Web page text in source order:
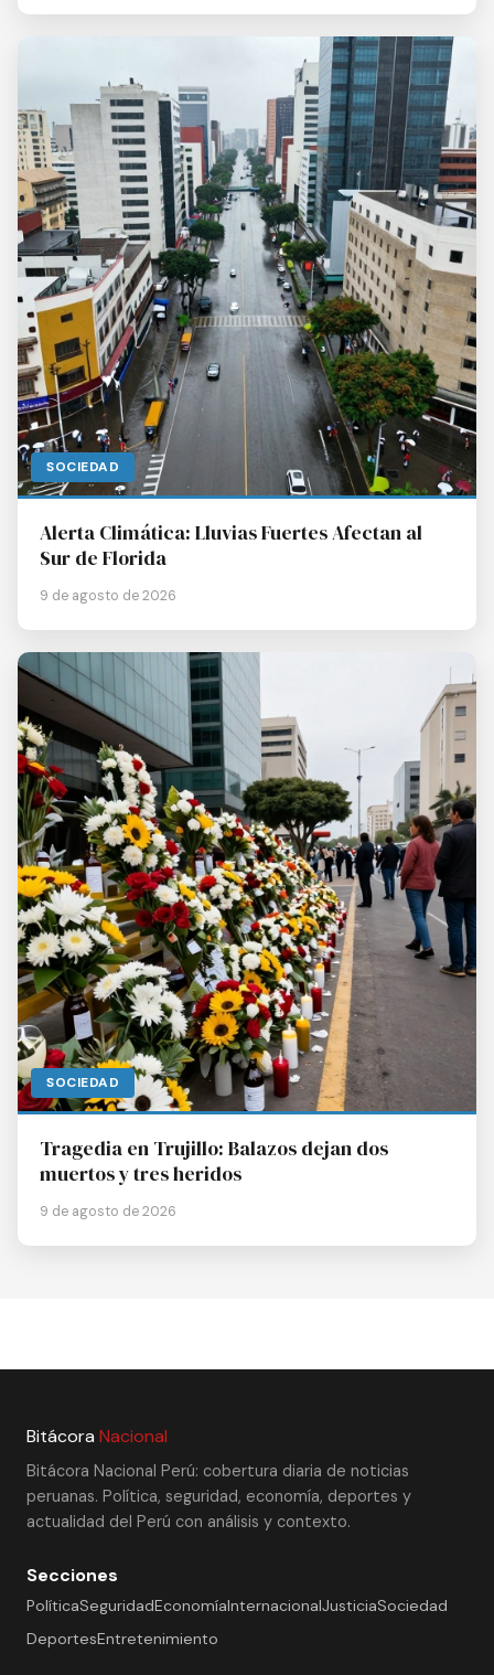
SOCIEDAD
Alerta Climática: Lluvias Fuertes Afectan al
Sur de Florida
9 de agosto de 2026
SOCIEDAD
Tragedia en Trujillo: Balazos dejan dos
muertos y tres heridos
9 de agosto de 2026
Bitácora Nacional
Bitácora Nacional Perú: cobertura diaria de noticias
peruanas. Política, seguridad, economía, deportes y
actualidad del Perú con análisis y contexto.
Secciones
PolíticaSeguridadEconomíaInternacionalJusticiaSociedad
DeportesEntretenimiento